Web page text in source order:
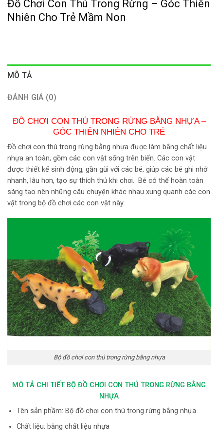
Đồ Chơi Con Thú Trong Rừng – Góc Thiên
Nhiên Cho Trẻ Mầm Non
MÔ TẢ
ĐÁNH GIÁ (0)
ĐỒ CHƠI CON THÚ TRONG RỪNG BẰNG NHỰA –
GÓC THIÊN NHIÊN CHO TRẺ
Đồ chơi con thú trong rừng bằng nhựa được làm bằng chất liệu
nhựa an toàn, gồm các con vật sống trên biển. Các con vật
được thiết kế sinh động, gần gũi với các bé, giúp các bé ghi nhớ
nhanh, lâu hơn, tạo sự thích thú khi chơi. Bé có thể hoàn toàn
sáng tạo nên những câu chuyện khác nhau xung quanh các con
vật trong bộ đồ chơi các con vật này.
Bộ đồ chơi con thú trong rừng bằng nhựa
MÔ TẢ CHI TIẾT BỘ ĐỒ CHƠI CON THÚ TRONG RỪNG BẰNG
NHỰA
Tên sản phầm: Bộ đồ chơi con thú trong rừng bằng nhựa
Chất liệu: bằng chất liệu nhựa